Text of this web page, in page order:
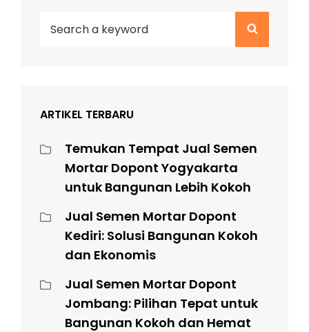
Search
ARTIKEL TERBARU
Temukan Tempat Jual Semen
Mortar Dopont Yogyakarta
untuk Bangunan Lebih Kokoh
Jual Semen Mortar Dopont
Kediri: Solusi Bangunan Kokoh
dan Ekonomis
Jual Semen Mortar Dopont
Jombang: Pilihan Tepat untuk
Bangunan Kokoh dan Hemat